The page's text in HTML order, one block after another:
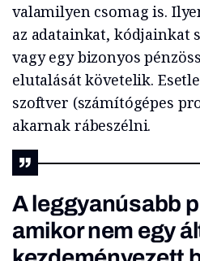
valamilyen csomag is.
az adatainkat, kódjainkat
vagy egy bizonyos
elutalását követelik.
szoftver (számítógépes
akarnak rábeszélni.
A leggyanúsabb
amikor nem egy